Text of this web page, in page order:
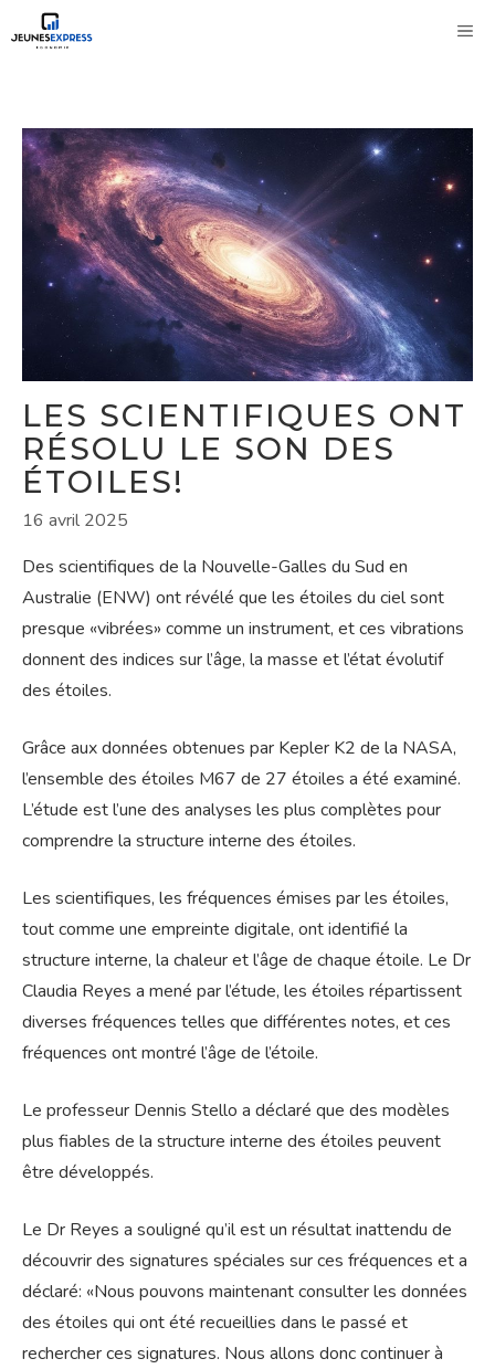
au
LES SCIENTIFIQUES ONT
RÉSOLU LE SON DES
ÉTOILES!
16 avril 2025
Des scientifiques de la Nouvelle-Galles du Sud en
Australie (ENW) ont révélé que les étoiles du ciel sont
presque «vibrées» comme un instrument, et ces vibrations
donnent des indices sur l’âge, la masse et l’état évolutif
des étoiles.
Grâce aux données obtenues par Kepler K2 de la NASA,
l’ensemble des étoiles M67 de 27 étoiles a été examiné.
L’étude est l’une des analyses les plus complètes pour
comprendre la structure interne des étoiles.
Les scientifiques, les fréquences émises par les étoiles,
tout comme une empreinte digitale, ont identifié la
structure interne, la chaleur et l’âge de chaque étoile. Le Dr
Claudia Reyes a mené par l’étude, les étoiles répartissent
diverses fréquences telles que différentes notes, et ces
fréquences ont montré l’âge de l’étoile.
Le professeur Dennis Stello a déclaré que des modèles
plus fiables de la structure interne des étoiles peuvent
être développés.
Le Dr Reyes a souligné qu’il est un résultat inattendu de
découvrir des signatures spéciales sur ces fréquences et a
déclaré: «Nous pouvons maintenant consulter les données
des étoiles qui ont été recueillies dans le passé et
rechercher ces signatures. Nous allons donc continuer à